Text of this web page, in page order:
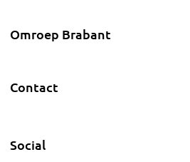
Omroep Brabant
Contact
Social